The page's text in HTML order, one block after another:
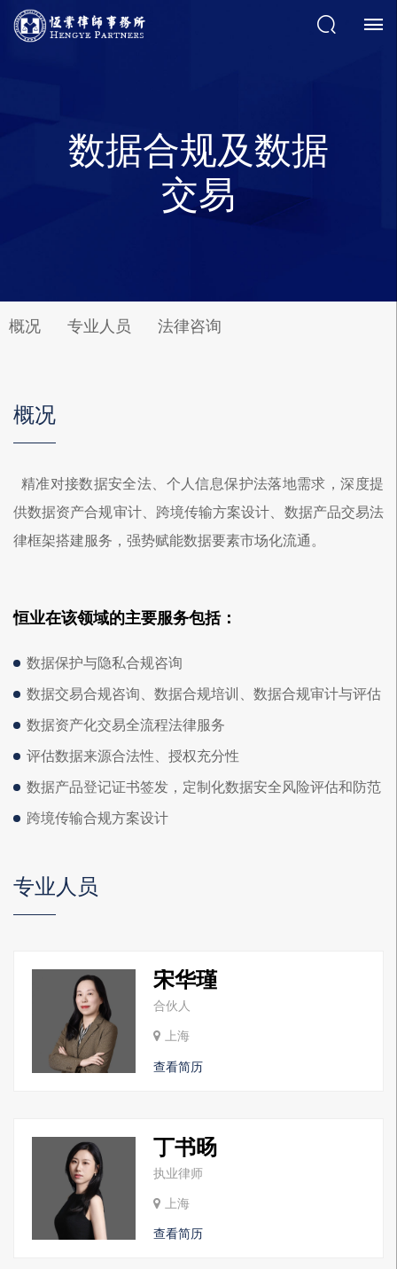
数据合规及数据
交易
概况 专业人员 法律咨询
概况
精准对接数据安全法、个人信息保护法落地需求，深度提
供数据资产合规审计、跨境传输方案设计、数据产品交易法
律框架搭建服务，强势赋能数据要素市场化流通。
恒业在该领域的主要服务包括：
数据保护与隐私合规咨询
数据交易合规咨询、数据合规培训、数据合规审计与评估
数据资产化交易全流程法律服务
评估数据来源合法性、授权充分性
数据产品登记证书签发，定制化数据安全风险评估和防范
跨境传输合规方案设计
专业人员
宋华瑾
合伙人
上海
查看简历
丁书旸
执业律师
上海
查看简历